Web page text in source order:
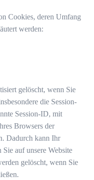
Cookies, deren Umfang
werden:
gelöscht, wenn Sie
die Session-
Session-ID, mit
Browsers der
Dadurch kann Ihr
auf unsere Website
gelöscht, wenn Sie